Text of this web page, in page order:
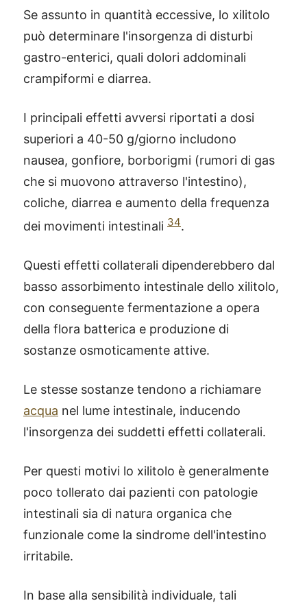
Se assunto in quantità eccessive, lo xilitolo
può determinare l'insorgenza di disturbi
gastro-enterici, quali dolori addominali
crampiformi e diarrea.
I principali effetti avversi riportati a dosi
superiori a 40-50 g/giorno includono
nausea, gonfiore, borborigmi (rumori di gas
che si muovono attraverso l'intestino),
coliche, diarrea e aumento della frequenza
dei movimenti intestinali 34.
Questi effetti collaterali dipenderebbero dal
basso assorbimento intestinale dello xilitolo,
con conseguente fermentazione a opera
della flora batterica e produzione di
sostanze osmoticamente attive.
Le stesse sostanze tendono a richiamare
acqua nel lume intestinale, inducendo
l'insorgenza dei suddetti effetti collaterali.
Per questi motivi lo xilitolo è generalmente
poco tollerato dai pazienti con patologie
intestinali sia di natura organica che
funzionale come la sindrome dell'intestino
irritabile.
In base alla sensibilità individuale, tali